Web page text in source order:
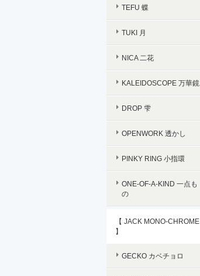
TEFU 蝶
TUKI 月
NICA 二花
KALEIDOSCOPE 万華鏡
DROP 雫
OPENWORK 透かし
PINKY RING 小指環
ONE-OF-A-KIND 一点も
の
【 JACK MONO-CHROME
】
GECKO カベチョロ